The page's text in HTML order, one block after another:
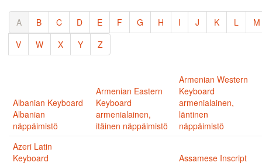
A B C D E F G H I J K L
M
V
W X Y Z
Albanian Keyboard
Albanian
näppäimistö
Armenian Eastern
Keyboard
armenialainen,
itäinen näppäimistö
Armenian Western
Keyboard
armenialainen,
läntinen
näppäimistö
Azeri Latin
Keyboard
Assamese Inscript